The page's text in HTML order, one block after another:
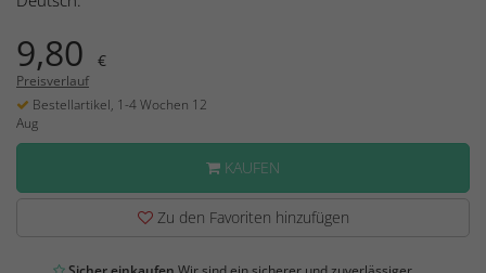
9,80 €
Preisverlauf
Bestellartikel, 1-4 Wochen 12
Aug
KAUFEN
Zu den Favoriten hinzufügen